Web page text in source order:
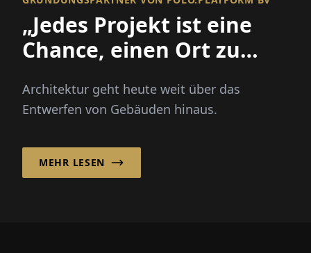
„Jedes Projekt ist eine
Chance, einen Ort zu
Gemeinschaft zu
Architektur geht heute weit über das
Entwerfen von Gebäuden hinaus.
MEHR LESEN